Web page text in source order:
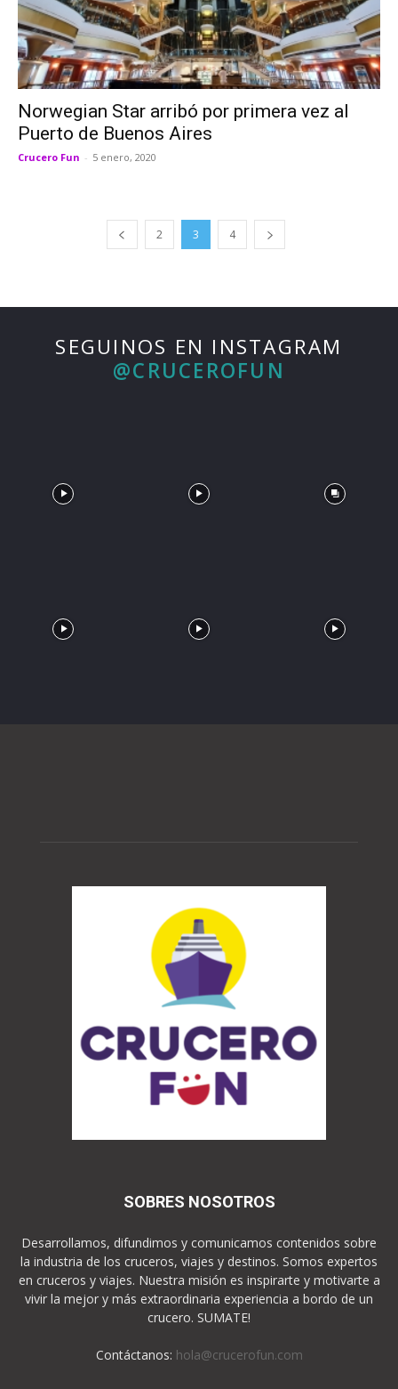
Norwegian Star arribó por primera vez al
Puerto de Buenos Aires
Crucero Fun - 5 enero, 2020
2 3 4
SEGUINOS EN INSTAGRAM
@CRUCEROFUN
SOBRES NOSOTROS
Desarrollamos, difundimos y comunicamos contenidos sobre
la industria de los cruceros, viajes y destinos. Somos expertos
en cruceros y viajes. Nuestra misión es inspirarte y motivarte a
vivir la mejor y más extraordinaria experiencia a bordo de un
crucero. SUMATE!
Contáctanos: hola@crucerofun.com